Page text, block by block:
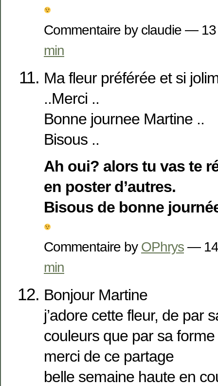
Commentaire by claudie —
min
Ma fleur préférée et si
..Merci ..
Bonne journee Martine ..
Bisous ..
Ah oui? alors tu vas te
en poster d’autres.
Bisous de bonne
Commentaire by OPhrys —
min
Bonjour Martine
j’adore cette fleur, de par
couleurs que par sa
merci de ce partage
belle semaine haute en